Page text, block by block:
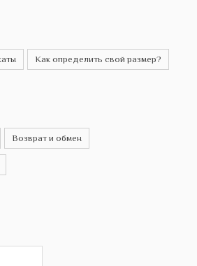
Как определить свой размер?
Возврат и обмен